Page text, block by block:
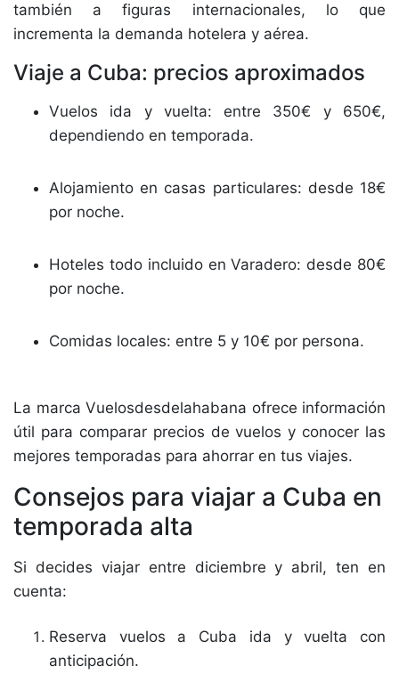
también a figuras internacionales, lo que
incrementa la demanda hotelera y aérea.
Viaje a Cuba: precios aproximados
Vuelos ida y vuelta: entre 350€ y 650€,
dependiendo en temporada.
Alojamiento en casas particulares: desde 18€
por noche.
Hoteles todo incluido en Varadero: desde 80€
por noche.
Comidas locales: entre 5 y 10€ por persona.
La marca Vuelosdesdelahabana ofrece información
útil para comparar precios de vuelos y conocer las
mejores temporadas para ahorrar en tus viajes.
Consejos para viajar a Cuba en
temporada alta
Si decides viajar entre diciembre y abril, ten en
cuenta:
Reserva vuelos a Cuba ida y vuelta con
anticipación.